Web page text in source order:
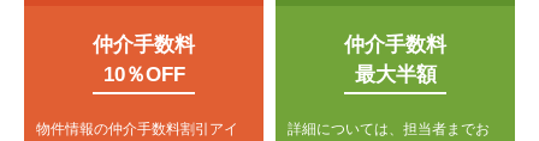
仲介手数料
10％OFF
物件情報の仲介手数料割引アイ
仲介手数料
最大半額
詳細については、担当者までお